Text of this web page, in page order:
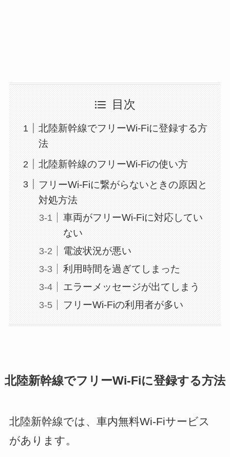
目次
北陸新幹線でフリーWi-Fiに登録する方
法
北陸新幹線のフリーWi-Fiの使い方
フリーWi-Fiに繋がらないときの原因と
対処方法
車両がフリーWi-Fiに対応してい
ない
電波状況が悪い
利用時間を過ぎてしまった
エラーメッセージが出てしまう
フリーWi-Fiの利用者が多い
北陸新幹線でフリーWi-Fiに登録する方法
北陸新幹線では、車内無料Wi-Fiサービス
があります。